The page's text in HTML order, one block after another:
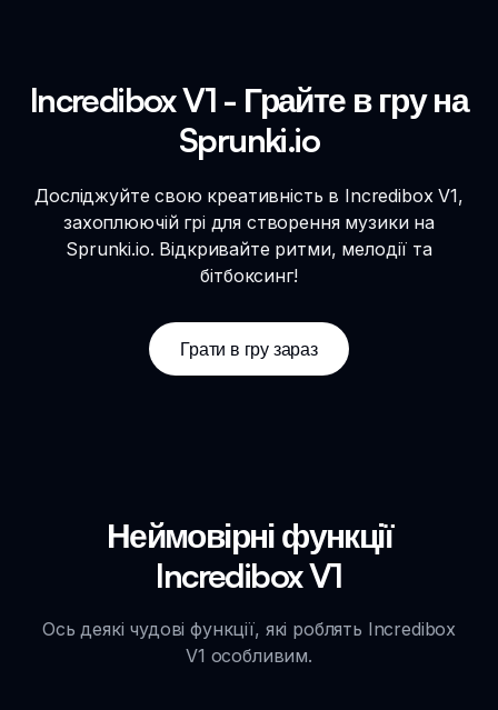
Incredibox V1 - Грайте в гру на
Sprunki.io
Досліджуйте свою креативність в Incredibox V1,
захоплюючій грі для створення музики на
Sprunki.io. Відкривайте ритми, мелодії та
бітбоксинг!
Грати в гру зараз
Неймовірні функції
Incredibox V1
Ось деякі чудові функції, які роблять Incredibox
V1 особливим.